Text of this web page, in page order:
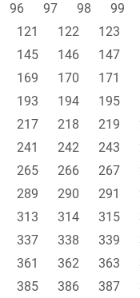
96 97 98 99
121 122 123
145 146 147
169 170 171
193 194 195
217 218 219
241 242 243
265 266 267
289 290 291
313 314 315
337 338 339
361 362 363
385 386 387